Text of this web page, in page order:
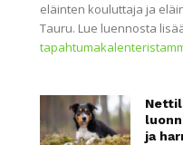
eläinten kouluttaja ja
Tauru. Lue luennosta
ja